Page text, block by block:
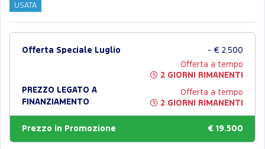
USATA
Offerta Speciale Luglio
- € 2.500
Offerta a tempo
2 GIORNI RIMANENTI
PREZZO LEGATO A
FINANZIAMENTO
Offerta a tempo
2 GIORNI RIMANENTI
Prezzo in Promozione € 19.500